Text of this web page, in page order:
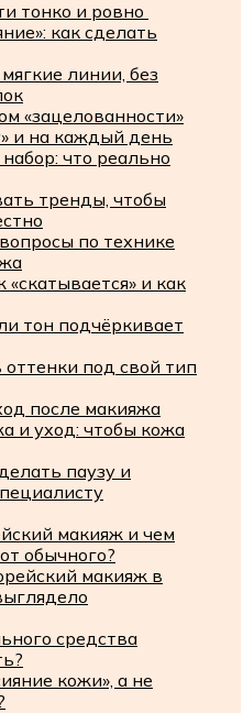
тонко и ровно
как сделать
линии, без
«зацелованности»
и на каждый день
что реально
тренды, чтобы
по технике
и как
тон подчёркивает
под свой тип
после макияжа
и уход: чтобы кожа
паузу и
макияж и чем
обычного?
макияж в
средства
кожи», а не